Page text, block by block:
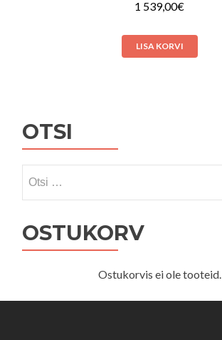
1 539,00€
LISA KORVI
OTSI
OSTUKORV
Ostukorvis ei ole tooteid.